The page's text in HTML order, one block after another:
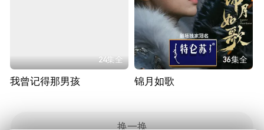
24集全
我曾记得那男孩
36集全
锦月如歌
换一换